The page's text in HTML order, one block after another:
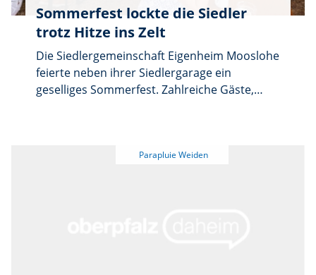
Sommerfest lockte die Siedler
trotz Hitze ins Zelt
Die Siedlergemeinschaft Eigenheim Mooslohe
feierte neben ihrer Siedlergarage ein
geselliges Sommerfest. Zahlreiche Gäste,
Parapluie Weiden